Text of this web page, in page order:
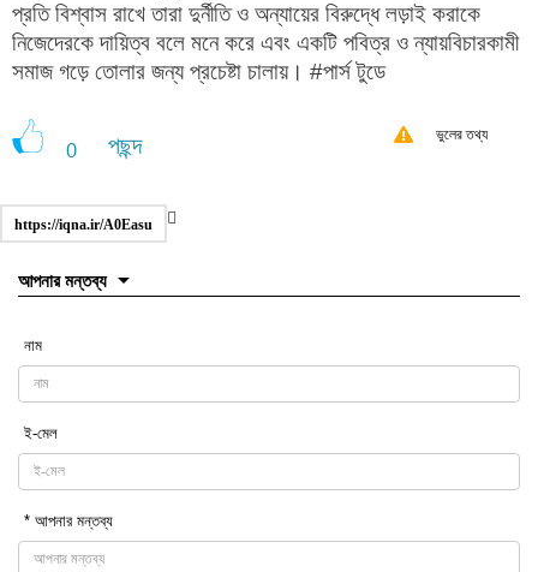
প্রতি বিশ্বাস রাখে তারা দুর্নীতি ও অন্যায়ের বিরুদ্ধে লড়াই করাকে
নিজেদেরকে দায়িত্ব বলে মনে করে এবং একটি পবিত্র ও ন্যায়বিচারকামী
সমাজ গড়ে তোলার জন্য প্রচেষ্টা চালায়। #পার্স টুডে
0 পছন্দ ভুলের তথ্য
https://iqna.ir/A0Easu
আপনার মন্তব্য
নাম
ই-মেল
* আপনার মন্তব্য